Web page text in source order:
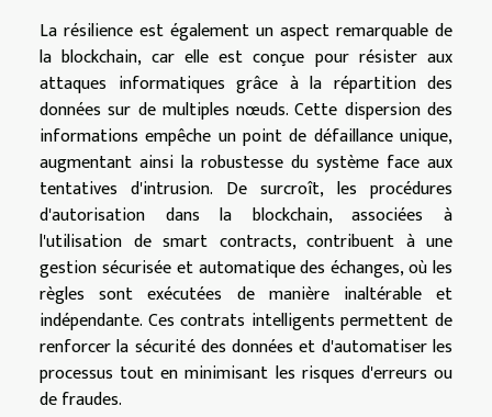
La résilience est également un aspect remarquable de
la blockchain, car elle est conçue pour résister aux
attaques informatiques grâce à la répartition des
données sur de multiples nœuds. Cette dispersion des
informations empêche un point de défaillance unique,
augmentant ainsi la robustesse du système face aux
tentatives d'intrusion. De surcroît, les procédures
d'autorisation dans la blockchain, associées à
l'utilisation de smart contracts, contribuent à une
gestion sécurisée et automatique des échanges, où les
règles sont exécutées de manière inaltérable et
indépendante. Ces contrats intelligents permettent de
renforcer la sécurité des données et d'automatiser les
processus tout en minimisant les risques d'erreurs ou
de fraudes.